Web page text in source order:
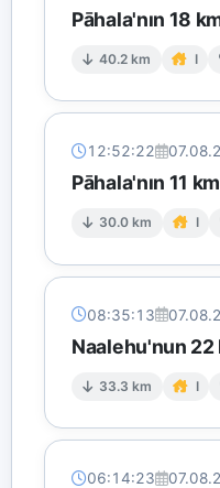
Pāhala'nın 18
40.2 km I
12:52:22
Pāhala'nın 11
30.0 km I
08:35:13
Naalehu'nun
33.3 km I
06:14:23